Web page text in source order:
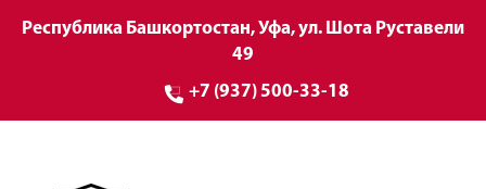
Республика Башкортостан, Уфа, ул. Шота Руставели
49
+7 (937) 500-33-18